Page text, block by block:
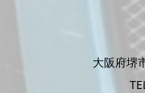
大阪府堺